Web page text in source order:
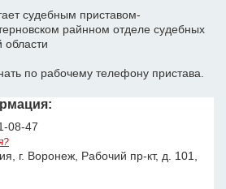
судебным приставом-
райнном отделе судебных
области
по рабочему телефону пристава.
08-47
г. Воронеж, Рабочий пр-кт, д. 101,